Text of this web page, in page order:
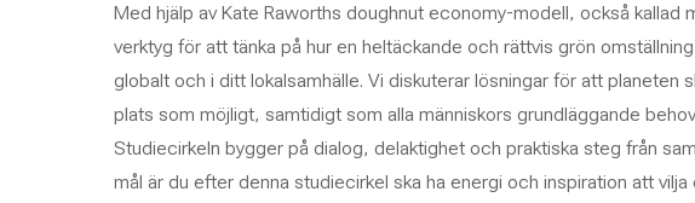
Med hjälp av Kate Raworths doughnut economy-modell, också kallad
verktyg för att tänka på hur en heltäckande och rättvis grön
globalt och i ditt lokalsamhälle. Vi diskuterar lösningar för att planeten
plats som möjligt, samtidigt som alla människors grundläggande
Studiecirkeln bygger på dialog, delaktighet och praktiska steg från
mål är du efter denna studiecirkel ska ha energi och inspiration att vilja